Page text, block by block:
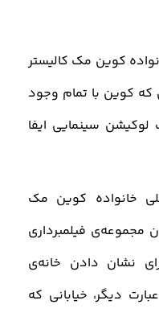
کوین مک کالیستر
که کوین با تمام وجود
لوکیشن سینمایی ایفا
خانواده کوین مک‌
مجموعه‌ی فیلمبرداری
نشان دادن خانه‌ی
دیگر، خیابانی که